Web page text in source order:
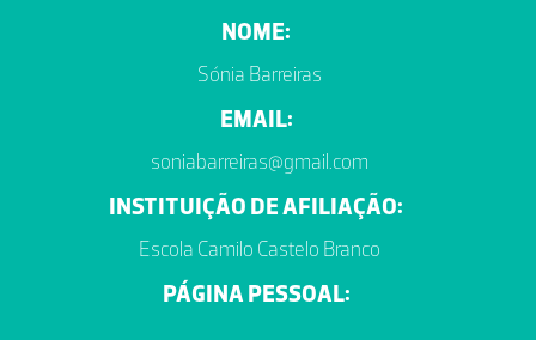
NOME:
Sónia Barreiras
EMAIL:
soniabarreiras@gmail.com
INSTITUIÇÃO DE AFILIAÇÃO:
Escola Camilo Castelo Branco
PÁGINA PESSOAL: